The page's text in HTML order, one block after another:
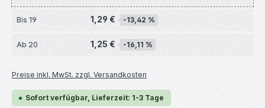
Bis 19 1,29 € -13,42 %
Ab 20 1,25 € -16,11 %
Preise inkl. MwSt. zzgl. Versandkosten
Sofort verfügbar, Lieferzeit: 1-3 Tage